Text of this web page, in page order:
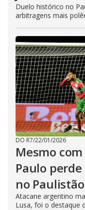
Duelo histórico no
arbitragens mais
DO R7/22/01/2026
Mesmo
Paulo
no Paulistão
Atacane argentino
Lusa, foi o destaque